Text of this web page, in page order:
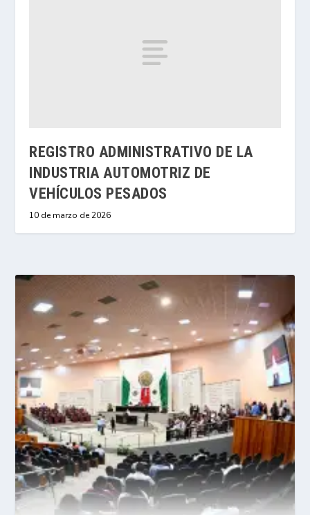
REGISTRO ADMINISTRATIVO DE LA
INDUSTRIA AUTOMOTRIZ DE
VEHÍCULOS PESADOS
10 de marzo de 2026